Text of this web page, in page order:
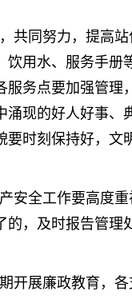
共同努力，提高
用水、服务手
务点要加强管
现的好人好事
时刻保持好，文
安全工作要高度
，及时报告管
开展廉政教育，